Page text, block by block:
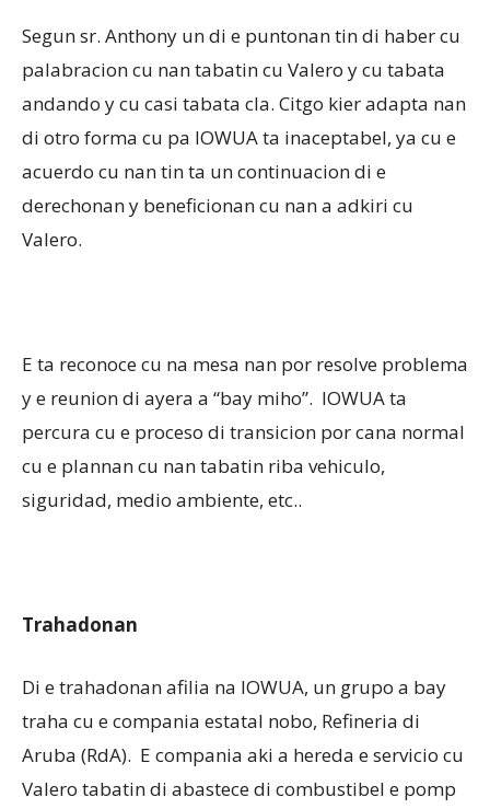
Segun sr. Anthony un di e puntonan tin di haber cu
palabracion cu nan tabatin cu Valero y cu tabata
andando y cu casi tabata cla. Citgo kier adapta nan
di otro forma cu pa IOWUA ta inaceptabel, ya cu e
acuerdo cu nan tin ta un continuacion di e
derechonan y beneficionan cu nan a adkiri cu
Valero.
E ta reconoce cu na mesa nan por resolve problema
y e reunion di ayera a “bay miho”. IOWUA ta
percura cu e proceso di transicion por cana normal
cu e plannan cu nan tabatin riba vehiculo,
siguridad, medio ambiente, etc..
Trahadonan
Di e trahadonan afilia na IOWUA, un grupo a bay
traha cu e compania estatal nobo, Refineria di
Aruba (RdA). E compania aki a hereda e servicio cu
Valero tabatin di abastece di combustibel e pomp